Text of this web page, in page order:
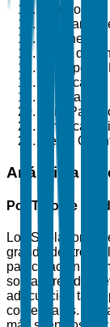
Híbrido
Por Canal
En Línea
Fuera de
Por Tipo de
América del
Europa
Asia-
América
Medio
Análisis a
Por Tipo de
Los Sopladores
grande dentro de
participación de
sopladores de
adecuación tanto
comerciales. Los